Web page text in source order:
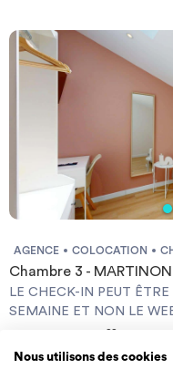
AGENCE COLOCATION
Chambre 3 -
LE CHECK-IN PEUT
SEMAINE ET NON LE WEEK-END +++Vous
Garantie Visale
[ENG] CHECK-IN CAN ONLY BE DONE ON WEEKDAYS AND
CC
33400 Talence
Nous utilisons des cookies